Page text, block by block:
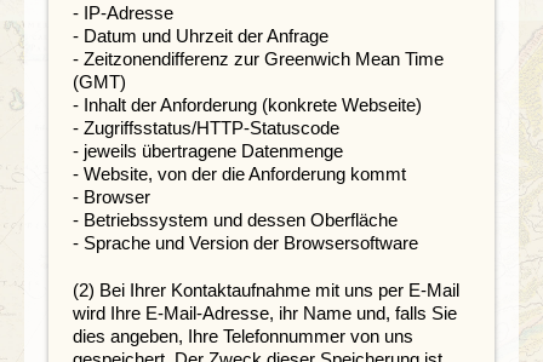
- IP-Adresse
- Datum und Uhrzeit der Anfrage
- Zeitzonendifferenz zur Greenwich Mean Time
(GMT)
- Inhalt der Anforderung (konkrete Webseite)
- Zugriffsstatus/HTTP-Statuscode
- jeweils übertragene Datenmenge
- Website, von der die Anforderung kommt
- Browser
- Betriebssystem und dessen Oberfläche
- Sprache und Version der Browsersoftware
(2) Bei Ihrer Kontaktaufnahme mit uns per E-Mail
wird Ihre E-Mail-Adresse, ihr Name und, falls Sie
dies angeben, Ihre Telefonnummer von uns